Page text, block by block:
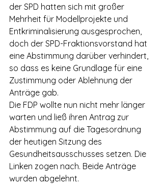
der SPD hatten sich mit großer
Mehrheit für Modellprojekte und
Entkriminalisierung ausgesprochen,
doch der SPD-Fraktionsvorstand hat
eine Abstimmung darüber verhindert,
so dass es keine Grundlage für eine
Zustimmung oder Ablehnung der
Anträge gab.
Die FDP wollte nun nicht mehr länger
warten und ließ ihren Antrag zur
Abstimmung auf die Tagesordnung
der heutigen Sitzung des
Gesundheitsausschusses setzen. Die
Linken zogen nach. Beide Anträge
wurden abgelehnt.